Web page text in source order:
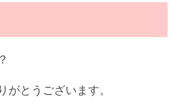
がとうございます。